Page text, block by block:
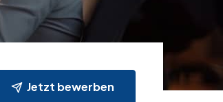
Jetzt bewerben